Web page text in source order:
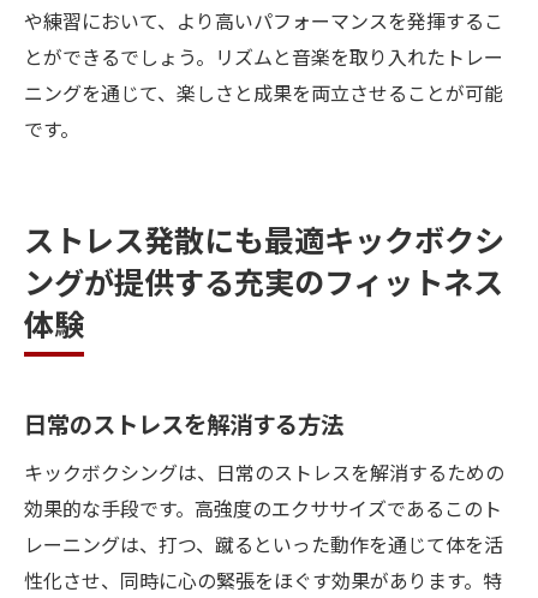
や練習において、より高いパフォーマンスを発揮するこ
とができるでしょう。リズムと音楽を取り入れたトレー
ニングを通じて、楽しさと成果を両立させることが可能
です。
ストレス発散にも最適キックボクシ
ングが提供する充実のフィットネス
体験
日常のストレスを解消する方法
キックボクシングは、日常のストレスを解消するための
効果的な手段です。高強度のエクササイズであるこのト
レーニングは、打つ、蹴るといった動作を通じて体を活
性化させ、同時に心の緊張をほぐす効果があります。特